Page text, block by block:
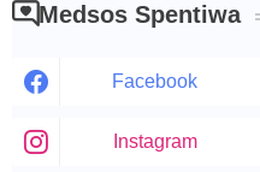
Medsos Spentiwa
Facebook
Instagram